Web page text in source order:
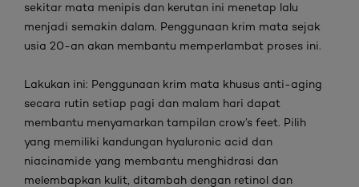
sekitar mata menipis dan kerutan ini menetap lalu
menjadi semakin dalam. Penggunaan krim mata sejak
usia 20-an akan membantu memperlambat proses ini.
Lakukan ini: Penggunaan krim mata khusus anti-aging
secara rutin setiap pagi dan malam hari dapat
membantu menyamarkan tampilan crow’s feet. Pilih
yang memiliki kandungan hyaluronic acid dan
niacinamide yang membantu menghidrasi dan
melembapkan kulit, ditambah dengan retinol dan